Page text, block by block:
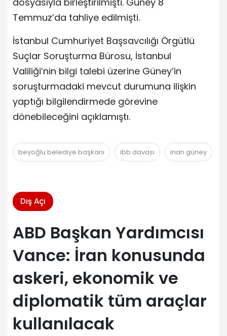
Temmuz’da tahliye edilmişti.
İstanbul Cumhuriyet Başsavcılığı Örgütlü
Suçlar Soruşturma Bürosu, İstanbul
Valiliği’nin bilgi talebi üzerine Güney’in
soruşturmadaki mevcut durumuna ilişkin
yaptığı bilgilendirmede görevine
dönebileceğini açıklamıştı.
beyoğlu belediye başkanı ibb davası inan güney
Dış Açı
ABD Başkan Yardımcısı
Vance: İran konusunda
askeri, ekonomik ve
diplomatik tüm araçlar
kullanılacak